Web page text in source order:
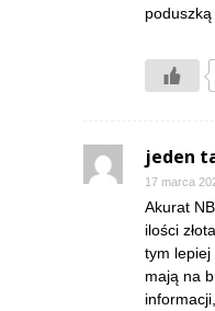
jeden
17 marca
Akurat
ilości
tym lepiej
mają na